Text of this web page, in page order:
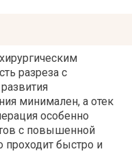
разреза с
минимален, а отек
особенно
с повышенной
быстро и